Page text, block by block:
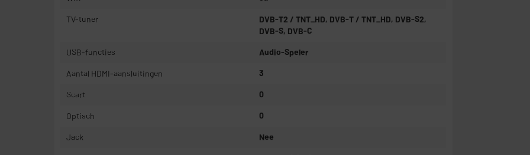
TV-tuner
DVB-T2 / TNT_HD, DVB-T / TNT_HD, DVB-S2,
DVB-S, DVB-C
USB-functies Audio-Speler
Aantal HDMI-aansluitingen 3
Scart 0
Optisch 0
Jack Nee